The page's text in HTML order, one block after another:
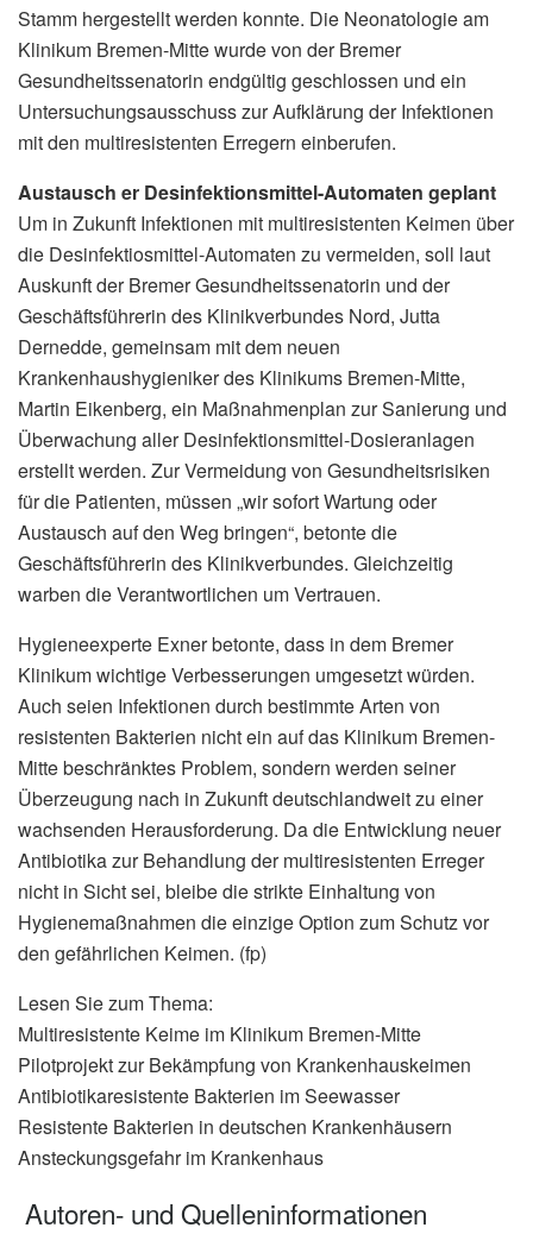
Stamm hergestellt werden konnte. Die Neonatologie am
Klinikum Bremen-Mitte wurde von der Bremer
Gesundheitssenatorin endgültig geschlossen und ein
Untersuchungsausschuss zur Aufklärung der Infektionen
mit den multiresistenten Erregern einberufen.
Austausch er Desinfektionsmittel-Automaten geplant
Um in Zukunft Infektionen mit multiresistenten Keimen über
die Desinfektiosmittel-Automaten zu vermeiden, soll laut
Auskunft der Bremer Gesundheitssenatorin und der
Geschäftsführerin des Klinikverbundes Nord, Jutta
Dernedde, gemeinsam mit dem neuen
Krankenhaushygieniker des Klinikums Bremen-Mitte,
Martin Eikenberg, ein Maßnahmenplan zur Sanierung und
Überwachung aller Desinfektionsmittel-Dosieranlagen
erstellt werden. Zur Vermeidung von Gesundheitsrisiken
für die Patienten, müssen „wir sofort Wartung oder
Austausch auf den Weg bringen“, betonte die
Geschäftsführerin des Klinikverbundes. Gleichzeitig
warben die Verantwortlichen um Vertrauen.
Hygieneexperte Exner betonte, dass in dem Bremer
Klinikum wichtige Verbesserungen umgesetzt würden.
Auch seien Infektionen durch bestimmte Arten von
resistenten Bakterien nicht ein auf das Klinikum Bremen-
Mitte beschränktes Problem, sondern werden seiner
Überzeugung nach in Zukunft deutschlandweit zu einer
wachsenden Herausforderung. Da die Entwicklung neuer
Antibiotika zur Behandlung der multiresistenten Erreger
nicht in Sicht sei, bleibe die strikte Einhaltung von
Hygienemaßnahmen die einzige Option zum Schutz vor
den gefährlichen Keimen. (fp)
Lesen Sie zum Thema:
Multiresistente Keime im Klinikum Bremen-Mitte
Pilotprojekt zur Bekämpfung von Krankenhauskeimen
Antibiotikaresistente Bakterien im Seewasser
Resistente Bakterien in deutschen Krankenhäusern
Ansteckungsgefahr im Krankenhaus
Autoren- und Quelleninformationen